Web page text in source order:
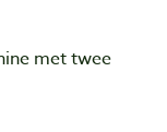
met twee